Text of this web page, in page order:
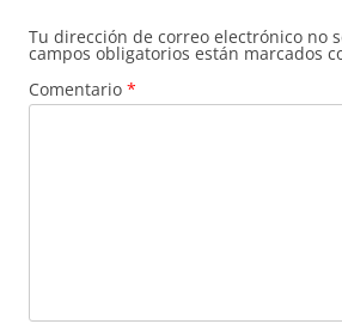
Tu dirección de correo electrónico no
campos obligatorios están marcados
Comentario *